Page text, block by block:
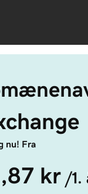
nu! Fra
kr /1.